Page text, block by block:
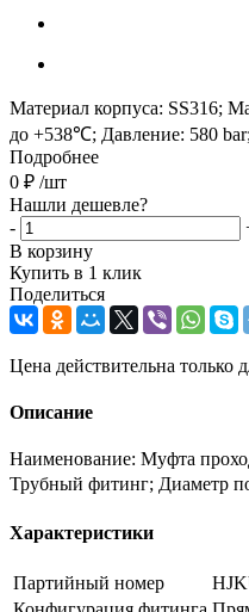
Материал корпуса: SS316;
до +538℃; Давление: 580
Подробнее
0 ₽ /шт
Нашли дешевле?
-
В корзину
Купить в 1 клик
Поделиться
Цена действительна только
Описание
Наименование: Муфта
Трубный фитинг; Диаметр
Характеристики
Партийный номер